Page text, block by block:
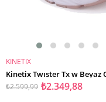
SEPETE EKLE
KINETIX
₺2.349,88
₺2.599,99